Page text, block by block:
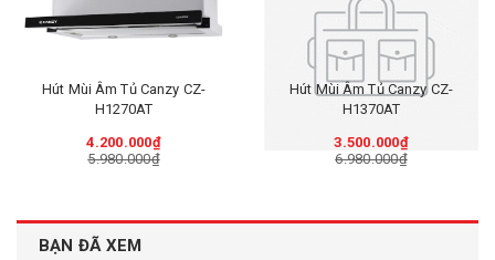
Hút Mùi Âm Tủ Canzy CZ-
H1270AT
4.200.000₫
5.980.000₫
Hút Mùi Âm Tủ Canzy CZ-
H1370AT
3.500.000₫
6.980.000₫
BẠN ĐÃ XEM